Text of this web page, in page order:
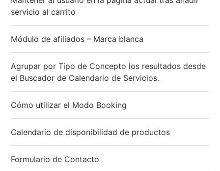
servicio al carrito
Módulo de afiliados – Marca blanca
Agrupar por Tipo de Concepto los resultados desde
el Buscador de Calendario de Servicios.
Cómo utilizar el Modo Booking
Calendario de disponibilidad de productos
Formulario de Contacto